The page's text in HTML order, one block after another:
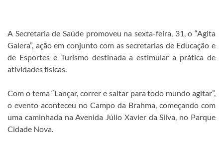
A Secretaria de Saúde promoveu na sexta-feira, 31, o “Agita
Galera”, ação em conjunto com as secretarias de Educação e
de Esportes e Turismo destinada a estimular a prática de
atividades físicas.
Com o tema “Lançar, correr e saltar para todo mundo agitar”,
o evento aconteceu no Campo da Brahma, começando com
uma caminhada na Avenida Júlio Xavier da Silva, no Parque
Cidade Nova.